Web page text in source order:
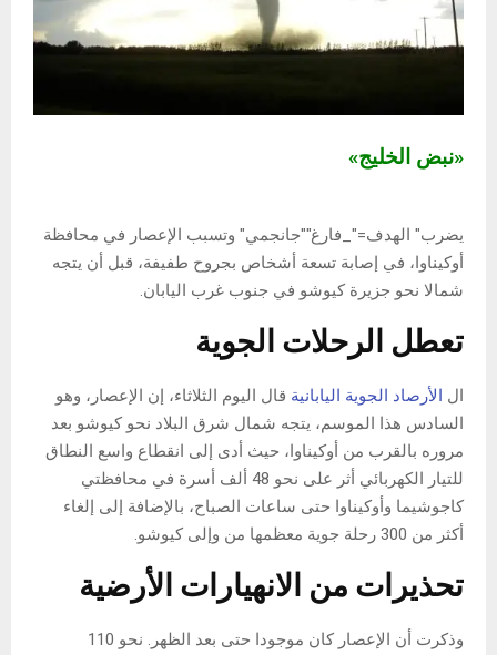
«نبض الخليج»
يضرب" الهدف="_فارغ""جانجمي" وتسبب الإعصار في محافظة
أوكيناوا، في إصابة تسعة أشخاص بجروح طفيفة، قبل أن يتجه
شمالا نحو جزيرة كيوشو في جنوب غرب اليابان.
تعطل الرحلات الجوية
ال الأرصاد الجوية اليابانية قال اليوم الثلاثاء، إن الإعصار، وهو
السادس هذا الموسم، يتجه شمال شرق البلاد نحو كيوشو بعد
مروره بالقرب من أوكيناوا، حيث أدى إلى انقطاع واسع النطاق
للتيار الكهربائي أثر على نحو 48 ألف أسرة في محافظتي
كاجوشيما وأوكيناوا حتى ساعات الصباح، بالإضافة إلى إلغاء
أكثر من 300 رحلة جوية معظمها من وإلى كيوشو.
تحذيرات من الانهيارات الأرضية
وذكرت أن الإعصار كان موجودا حتى بعد الظهر. نحو 110